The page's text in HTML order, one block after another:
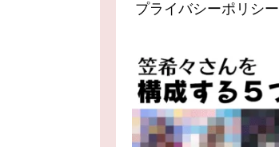
プライバシーポリシー